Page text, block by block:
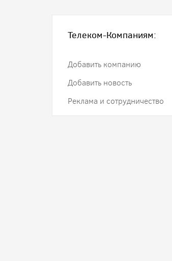
Телеком-Компаниям:
Добавить компанию
Добавить новость
Реклама и сотрудничество